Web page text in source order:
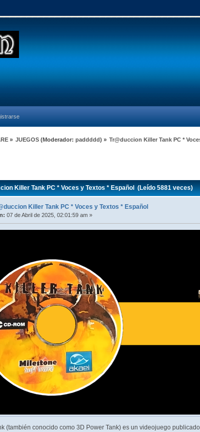
» JUEGOS (Moderador:paddddd) » Tr@duccion Killer Tank PC *
Killer Tank PC * Voces y Textos * Español (Leído 5881 veces)
Killer Tank PC * Voces y Textos * Español
07 de Abril de 2025, 02:01:59 am »
(también conocido como 3D Power Tank) es un videojuego